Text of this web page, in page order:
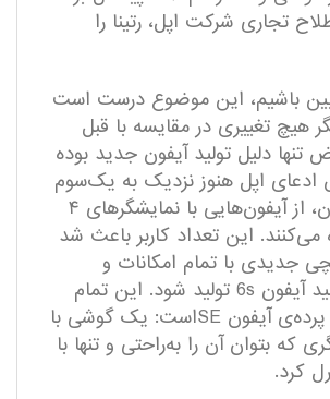
تجاری شرکت اپل، رتینا را
باشیم، این موضوع درست است
هیچ تغییری در مقایسه با قبل
تنها دلیل تولید آیفون جدید بوده
اپل هنوز نزدیک به یک‌سوم
از کاربران آیفون، از آیفون‌هایی با نمایشگر‌های ۴
می‌کنند. این تعداد کاربر باعث شد
۴ اینچی جدیدی با تمام امکانات و
قابلیت‌های مفید آیفون‌ 6s تولید شود. این تمام
واقعیت پشت پرده‌ی آیفون SEاست: یک گوشی با
که بتوان آن را به‌راحتی و تنها با
کرد.